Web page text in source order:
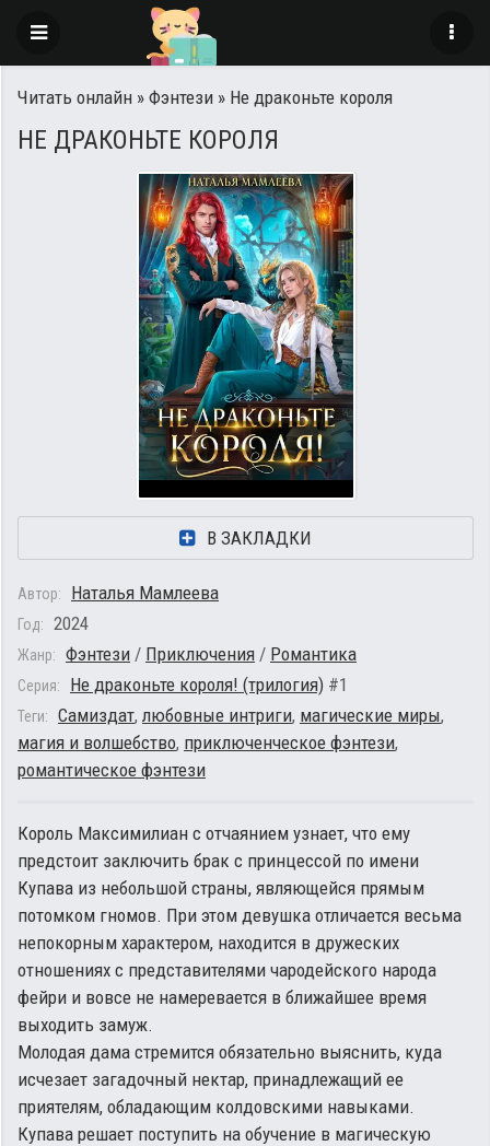
Читать онлайн » Фэнтези » Не драконьте короля
НЕ ДРАКОНЬТЕ КОРОЛЯ
В ЗАКЛАДКИ
Автор: Наталья Мамлеева
Год: 2024
Жанр: Фэнтези / Приключения / Романтика
Серия: Не драконьте короля! (трилогия) #1
Теги: Самиздат, любовные интриги, магические миры,
магия и волшебство, приключенческое фэнтези,
романтическое фэнтези
Король Максимилиан с отчаянием узнает, что ему
предстоит заключить брак с принцессой по имени
Купава из небольшой страны, являющейся прямым
потомком гномов. При этом девушка отличается весьма
непокорным характером, находится в дружеских
отношениях с представителями чародейского народа
фейри и вовсе не намеревается в ближайшее время
выходить замуж.
Молодая дама стремится обязательно выяснить, куда
исчезает загадочный нектар, принадлежащий ее
приятелям, обладающим колдовскими навыками.
Купава решает поступить на обучение в магическую